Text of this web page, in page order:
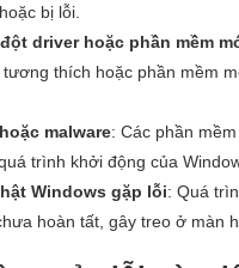
bị lỗi.
driver hoặc phần mềm
tương thích hoặc phần mềm
malware: Các phần
trình khởi động của
Windows gặp lỗi: Quá
hoàn tất, gây treo ở màn